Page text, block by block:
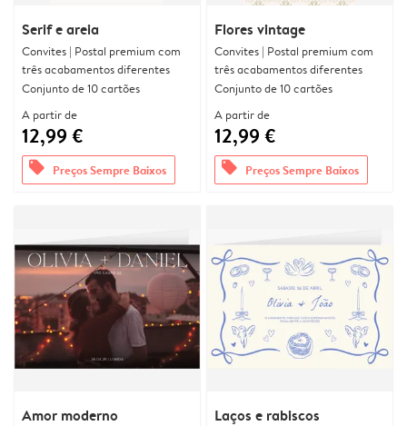
Serif e areia
Convites | Postal premium com
três acabamentos diferentes
Conjunto de 10 cartões
A partir de
12,99 €
offers Preços Sempre Baixos
Flores vintage
Convites | Postal premium com
três acabamentos diferentes
Conjunto de 10 cartões
A partir de
12,99 €
offers Preços Sempre Baixos
Amor moderno Laços e rabiscos